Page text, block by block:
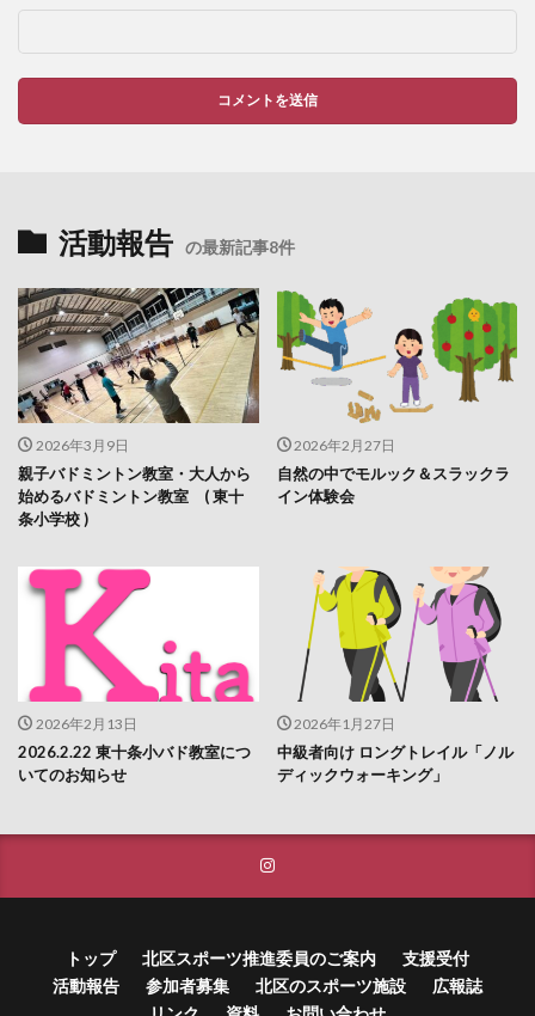
活動報告 の最新記事8件
2026年3月9日
親子バドミントン教室・大人から
始めるバドミントン教室 ( 東十
条小学校 )
2026年2月27日
自然の中でモルック＆スラックラ
イン体験会
2026年2月13日
2026.2.22 東十条小バド教室につ
いてのお知らせ
2026年1月27日
中級者向け ロングトレイル「ノル
ディックウォーキング」
トップ 北区スポーツ推進委員のご案内
支援受付
活動報告
参加者募集 北区のスポーツ施設
広報誌